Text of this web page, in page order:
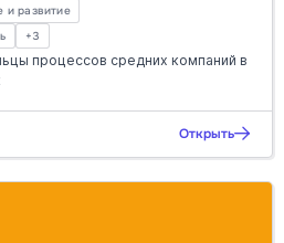
и развитие
+3
процессов средних компаний в
Открыть